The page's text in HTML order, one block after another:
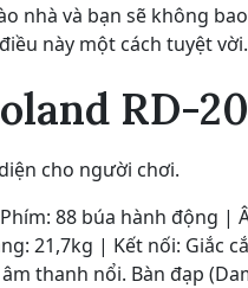
nhà và bạn sẽ không
này một cách tuyệt vời.
RD-
cho người chơi.
88 búa hành động |
21,7kg | Kết nối: Giắc
thanh nổi. Bàn đạp